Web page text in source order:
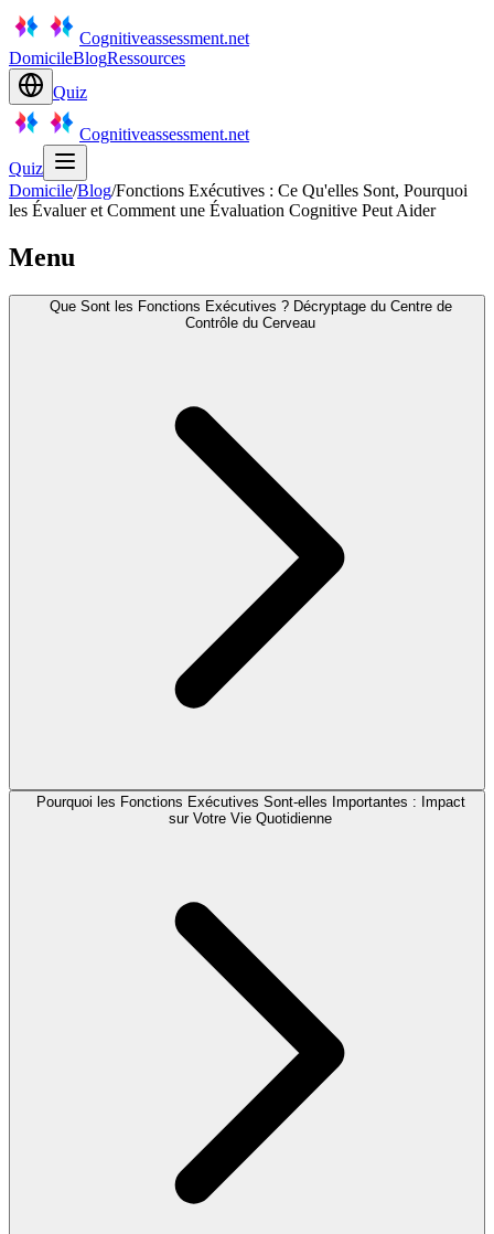
Cognitiveassessment.net
DomicileBlogRessources
Quiz
Cognitiveassessment.net
Quiz
Domicile/Blog/Fonctions Exécutives : Ce Qu'elles Sont, Pourquoi
les Évaluer et Comment une Évaluation Cognitive Peut Aider
Menu
Que Sont les Fonctions Exécutives ? Décryptage du Centre de
Contrôle du Cerveau
Pourquoi les Fonctions Exécutives Sont-elles Importantes : Impact
sur Votre Vie Quotidienne